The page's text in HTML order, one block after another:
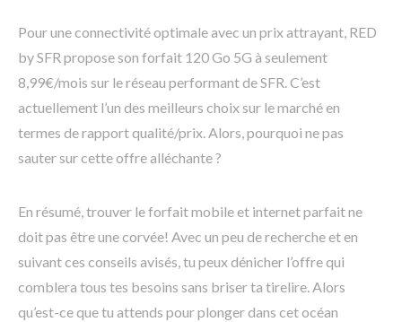
Pour une connectivité optimale avec un prix attrayant, RED
by SFR propose son forfait 120 Go 5G à seulement
8,99€/mois sur le réseau performant de SFR. C’est
actuellement l’un des meilleurs choix sur le marché en
termes de rapport qualité/prix. Alors, pourquoi ne pas
sauter sur cette offre alléchante ?
En résumé, trouver le forfait mobile et internet parfait ne
doit pas être une corvée! Avec un peu de recherche et en
suivant ces conseils avisés, tu peux dénicher l’offre qui
comblera tous tes besoins sans briser ta tirelire. Alors
qu’est-ce que tu attends pour plonger dans cet océan